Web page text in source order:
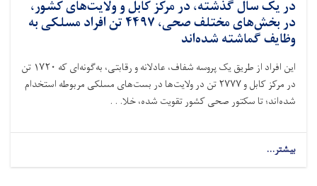
در یک سال گذشته، در مرکز کابل و ولایت‌های کشور،
در بخش‌های مختلف صحی، ۴۴۹۷ تن افراد مسلکی به
وظایف گماشته شده‌اند
این افراد از طریق یک پروسه شفاف، عادلانه و رقابتی، به‌گونه‌ای که ۱۷۲۰ تن
در مرکز کابل و۲۷۷۷تن در ولایت‌ها در بست‌های مسلکی مربوطه استخدام
شده‌اند؛ تا سکتور صحی کشور تقویت شده، خلا. . .
بیشتر...
در